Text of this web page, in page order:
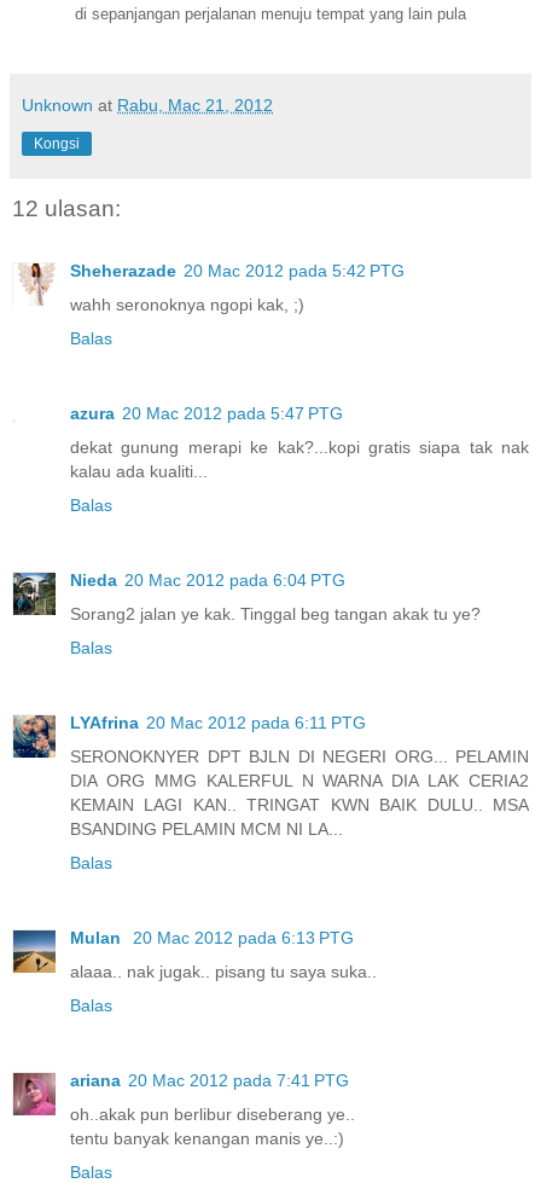
di sepanjangan perjalanan menuju tempat yang lain pula
Unknown at Rabu, Mac 21, 2012
Kongsi
12 ulasan:
Sheherazade 20 Mac 2012 pada 5:42 PTG
wahh seronoknya ngopi kak, ;)
Balas
azura 20 Mac 2012 pada 5:47 PTG
dekat gunung merapi ke kak?...kopi gratis siapa tak nak
kalau ada kualiti...
Balas
Nieda 20 Mac 2012 pada 6:04 PTG
Sorang2 jalan ye kak. Tinggal beg tangan akak tu ye?
Balas
LYAfrina 20 Mac 2012 pada 6:11 PTG
SERONOKNYER DPT BJLN DI NEGERI ORG... PELAMIN
DIA ORG MMG KALERFUL N WARNA DIA LAK CERIA2
KEMAIN LAGI KAN.. TRINGAT KWN BAIK DULU.. MSA
BSANDING PELAMIN MCM NI LA...
Balas
Mulan
20 Mac 2012 pada 6:13 PTG
alaaa.. nak jugak.. pisang tu saya suka..
Balas
ariana 20 Mac 2012 pada 7:41 PTG
oh..akak pun berlibur diseberang ye..
tentu banyak kenangan manis ye..:)
Balas